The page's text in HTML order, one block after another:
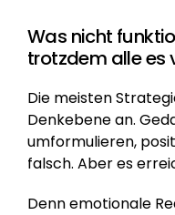
Was nicht
trotzdem alle es
Die meisten
Denkebene an.
umformulieren,
falsch. Aber es
Denn emotionale